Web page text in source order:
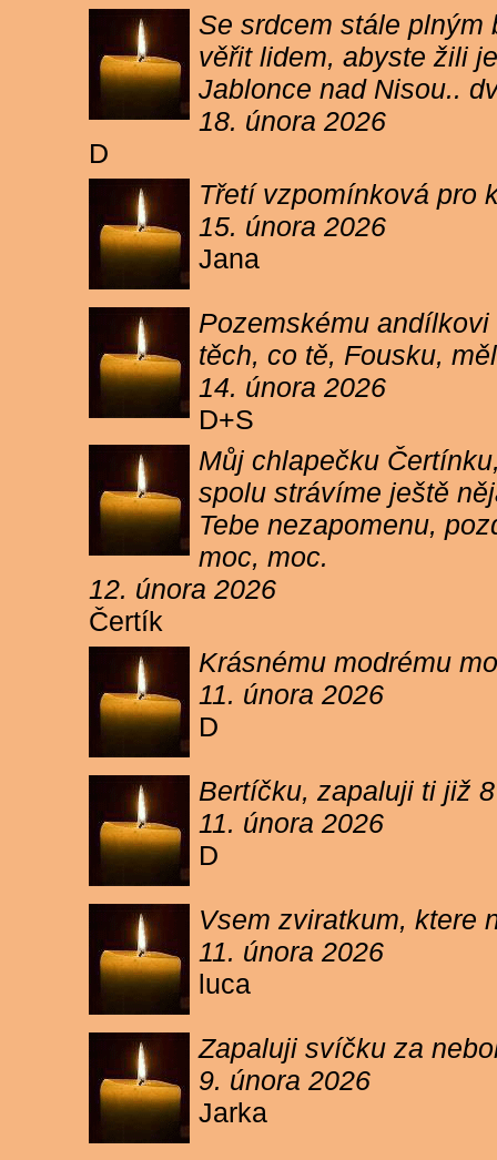
Se srdcem stále
věřit lidem, abyste žili
Jablonce nad Nisou..
18. února 2026
D
Třetí vzpomínková pro
15. února 2026
Jana
Pozemskému
těch, co tě, Fousku,
14. února 2026
D+S
Můj chlapečku
spolu strávíme ještě
Tebe nezapomenu,
moc, moc.
12. února 2026
Čertík
Krásnému modrému
11. února 2026
D
Bertíčku, zapaluji ti již
11. února 2026
D
Vsem zviratkum, ktere
11. února 2026
luca
Zapaluji svíčku za
9. února 2026
Jarka